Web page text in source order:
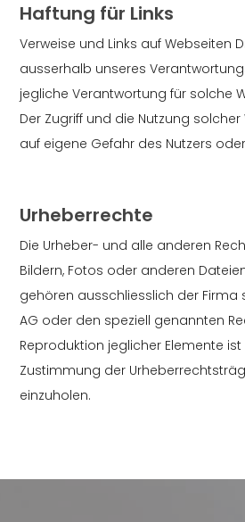
Haftung für Links
Verweise und Links auf Webseiten
ausserhalb unseres
jegliche Verantwortung für solche
Der Zugriff und die Nutzung
auf eigene Gefahr des Nutzers
Urheberrechte
Die Urheber- und alle anderen
Bildern, Fotos oder anderen
gehören ausschliesslich der
AG oder den speziell genannten
Reproduktion jeglicher Elemente
Zustimmung der
einzuholen.